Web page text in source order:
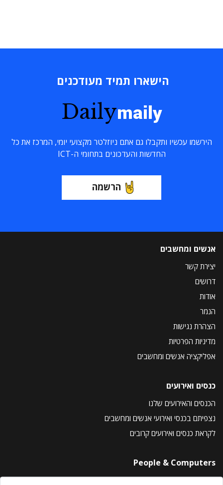
הישארו תמיד מעודכנים
Dailymaily
הירשמו עכשיו ותקבלו גם אתם ניוזלטר מקצועי יומי, המרכז את כל
החדשות והעדכונים בתחומי ה-ICT
הרשמה
אנשים ומחשבים
יצירת קשר
דרושים
אודות
הנמר
הצהרת נגישות
מדיניות הפרטיות
אפליקציה אנשים ומחשבים
כנסים ואירועים
הכנסים והאירועים שלנו
נצפיתם בכנסי ואירועי אנשים ומחשבים
לקראת כנסים ואירועים קרובים
People & Computers
About Us